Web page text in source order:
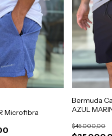
Microfibra
Bermuda
AZUL
$45.000,00